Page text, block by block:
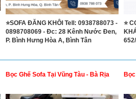
⭐SOFA ĐĂNG KHÔI Tell: 0938788073 -
0898708069 - Đc: 28 Kênh Nước Đen,
P. Bình Hưng Hòa A, Bình Tân
⭐
Bọc Ghế Sofa Tại Vũng Tàu - Bà Rịa